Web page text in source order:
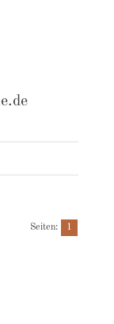
Seiten: 1